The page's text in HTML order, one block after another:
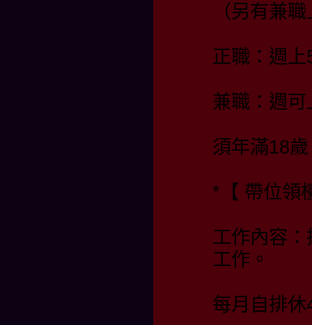
（另有兼
正職：週
兼職：週
須年滿18歲
*【 帶位領
工作內容
工作。
每月自排休